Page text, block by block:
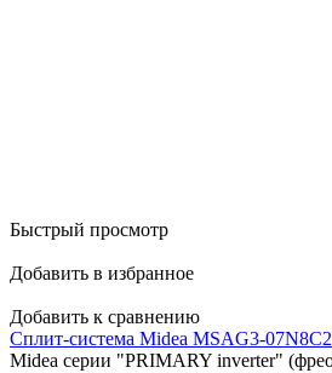
Быстрый просмотр
Добавить в избранное
Добавить к сравнению
Сплит-система Midea MSAG3-
Midea серии "PRIMARY inverter"